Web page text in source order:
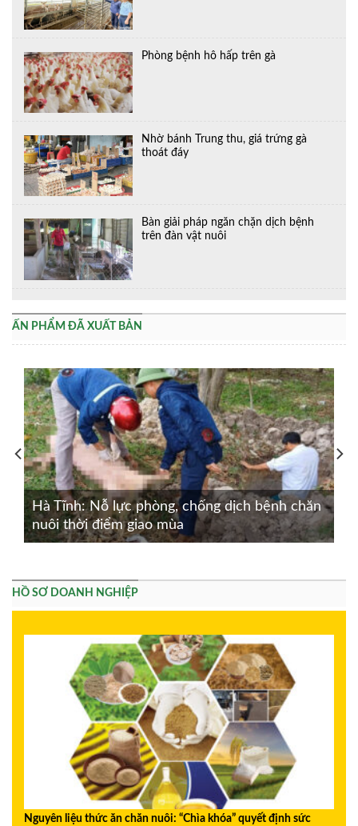
Phòng bệnh hô hấp trên gà
Nhờ bánh Trung thu, giá trứng gà
thoát đáy
Bàn giải pháp ngăn chặn dịch bệnh
trên đàn vật nuôi
ẤN PHẨM ĐÃ XUẤT BẢN
Hà Tĩnh: Nỗ lực phòng, chống dịch bệnh chăn
nuôi thời điểm giao mùa
HỒ SƠ DOANH NGHIỆP
Nguyên liệu thức ăn chăn nuôi: “Chìa khóa” quyết định sức